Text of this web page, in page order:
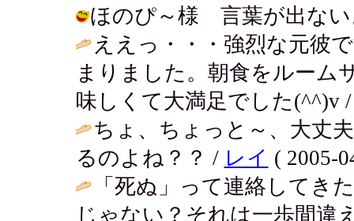
ほのぴ～様 言葉が出ない
ええっ・・・強烈な元彼
まりました。朝食をルーム
味しくて大満足でした(^^)v
ちょ、ちょっと～、大丈
るのよね？？ / レイ ( 2005-
「死ぬ」って連絡してき
じゃない？それは一歩間違